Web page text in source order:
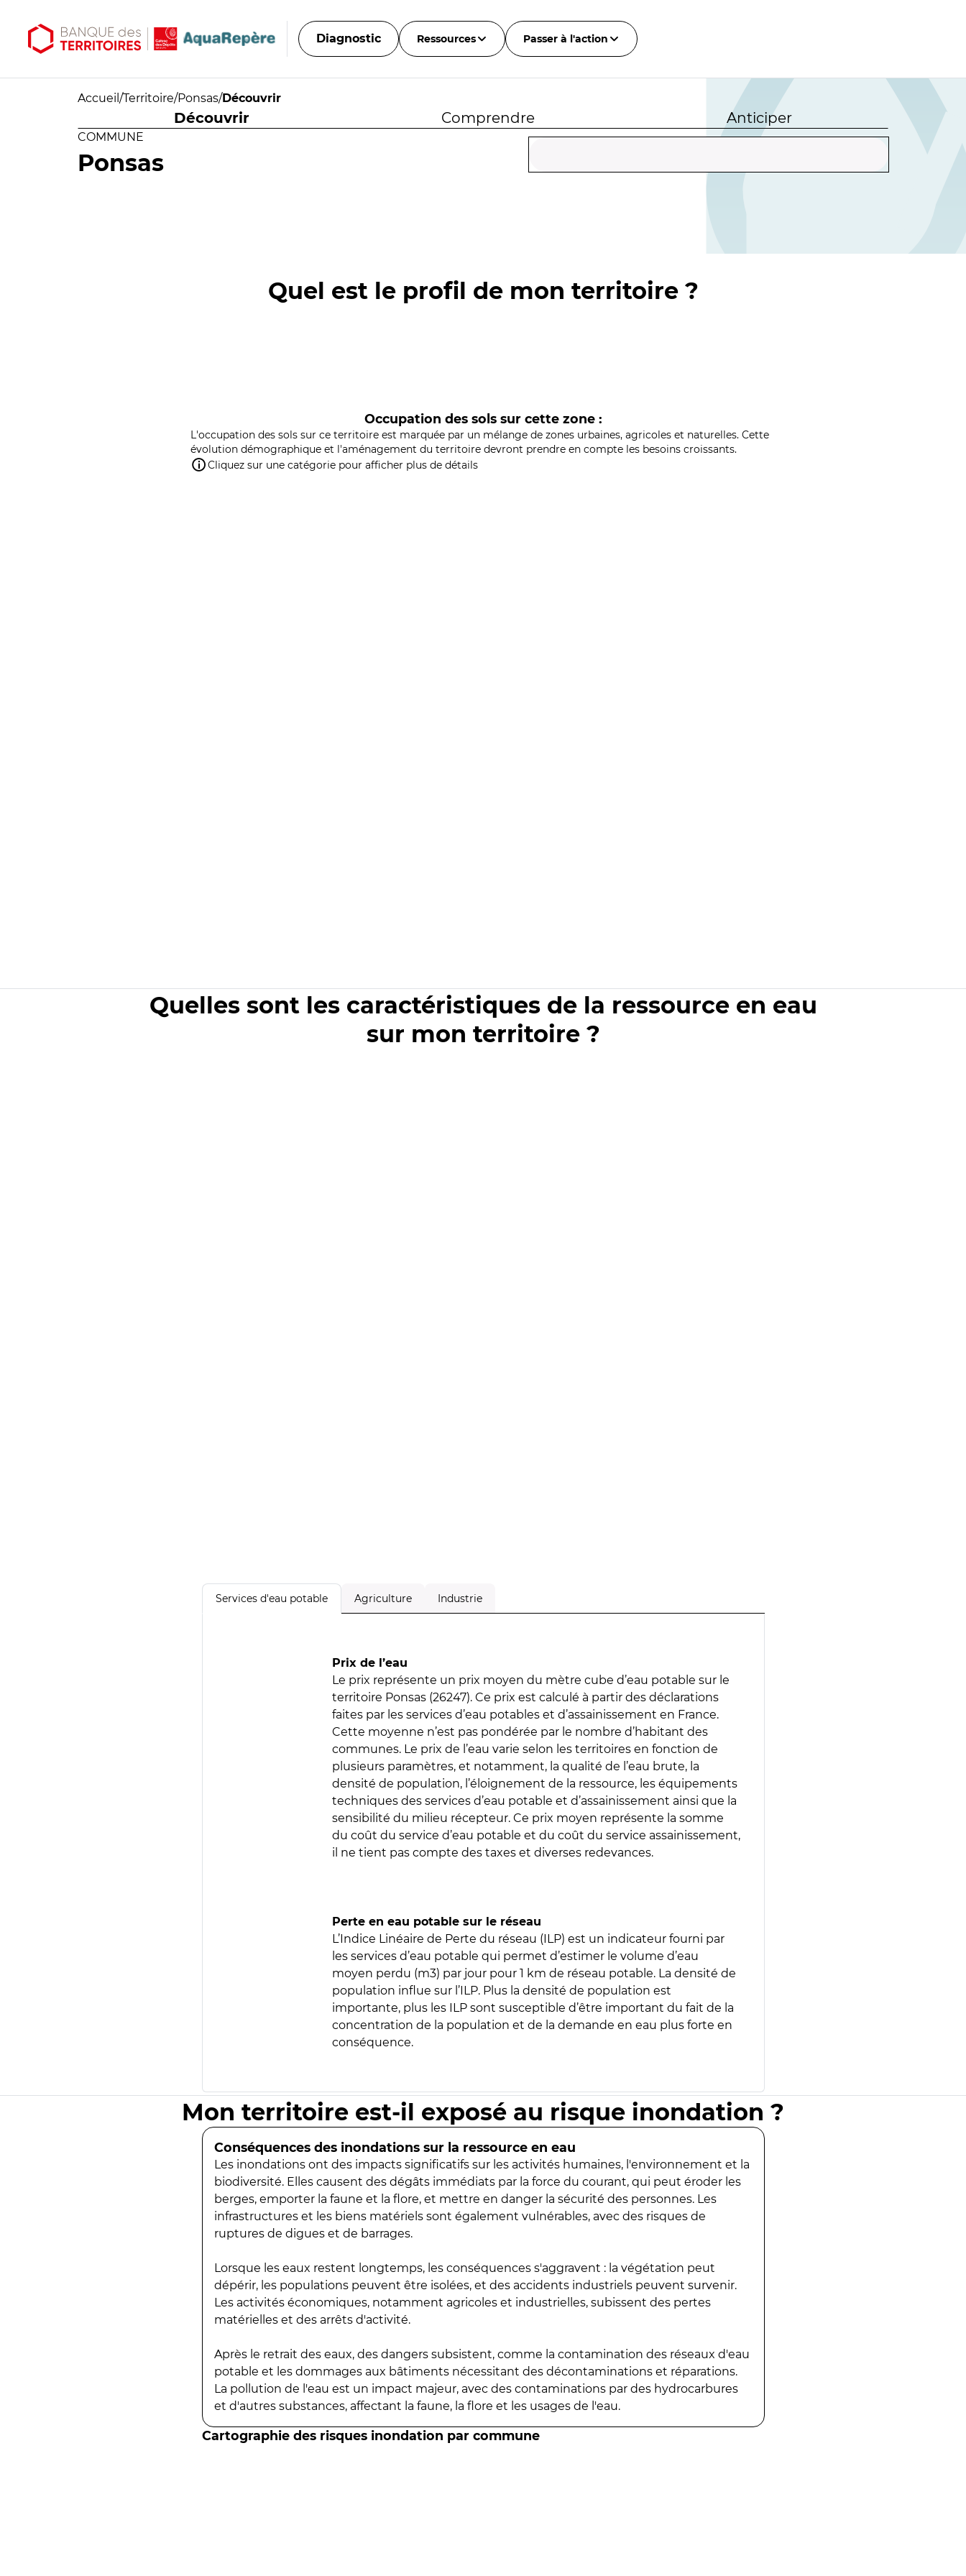
Diagnostic Ressources Passer à l'action
Accueil /Territoire/Ponsas/Découvrir
Découvrir Comprendre Anticiper
COMMUNE
Ponsas
Quel est le profil de mon territoire ?
Occupation des sols sur cette zone :
L'occupation des sols sur ce territoire est marquée par un mélange de zones urbaines, agricoles et naturelles. Cette
évolution démographique et l'aménagement du territoire devront prendre en compte les besoins croissants.
Cliquez sur une catégorie pour afficher plus de détails
Quelles sont les caractéristiques de la ressource en eau
sur mon territoire ?
Services d'eau potable Agriculture Industrie
Prix de l’eau
Le prix représente un prix moyen du mètre cube d’eau potable sur le
territoire Ponsas (26247). Ce prix est calculé à partir des déclarations
faites par les services d’eau potables et d’assainissement en France.
Cette moyenne n’est pas pondérée par le nombre d’habitant des
communes. Le prix de l’eau varie selon les territoires en fonction de
plusieurs paramètres, et notamment, la qualité de l’eau brute, la
densité de population, l’éloignement de la ressource, les équipements
techniques des services d’eau potable et d’assainissement ainsi que la
sensibilité du milieu récepteur. Ce prix moyen représente la somme
du coût du service d’eau potable et du coût du service assainissement,
il ne tient pas compte des taxes et diverses redevances.
Perte en eau potable sur le réseau
L’Indice Linéaire de Perte du réseau (ILP) est un indicateur fourni par
les services d’eau potable qui permet d’estimer le volume d’eau
moyen perdu (m3) par jour pour 1 km de réseau potable. La densité de
population influe sur l’ILP. Plus la densité de population est
importante, plus les ILP sont susceptible d’être important du fait de la
concentration de la population et de la demande en eau plus forte en
conséquence.
Mon territoire est-il exposé au risque inondation ?
Conséquences des inondations sur la ressource en eau
Les inondations ont des impacts significatifs sur les activités humaines, l'environnement et la
biodiversité. Elles causent des dégâts immédiats par la force du courant, qui peut éroder les
berges, emporter la faune et la flore, et mettre en danger la sécurité des personnes. Les
infrastructures et les biens matériels sont également vulnérables, avec des risques de
ruptures de digues et de barrages.
Lorsque les eaux restent longtemps, les conséquences s'aggravent : la végétation peut
dépérir, les populations peuvent être isolées, et des accidents industriels peuvent survenir.
Les activités économiques, notamment agricoles et industrielles, subissent des pertes
matérielles et des arrêts d'activité.
Après le retrait des eaux, des dangers subsistent, comme la contamination des réseaux d'eau
potable et les dommages aux bâtiments nécessitant des décontaminations et réparations.
La pollution de l'eau est un impact majeur, avec des contaminations par des hydrocarbures
et d'autres substances, affectant la faune, la flore et les usages de l'eau.
Cartographie des risques inondation par commune